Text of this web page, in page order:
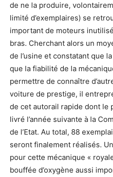
de ne la produire,
limité d’exemplaires) se
important de moteurs
bras. Cherchant alors un
de l’usine et constatant que
que la fiabilité de la
permettre de connaître
voiture de prestige, il
de cet autorail rapide dont le
livré l’année suivante à la
de l’Etat. Au total, 88
seront finalement réalisés.
pour cette mécanique «
bouffée d’oxygène aussi